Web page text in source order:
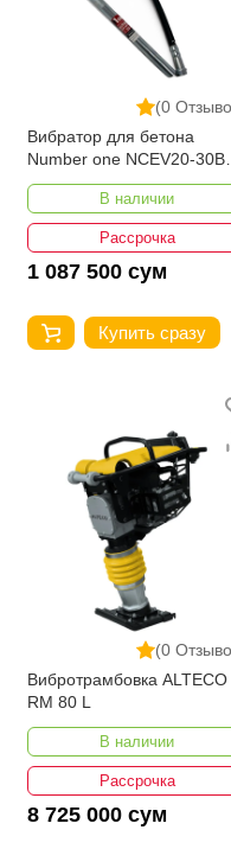
диапазон цен.
оптимальная цена
Вибротехника.
(0
Вибратор для бетона
Number one NCEV20-
1
В наличии
Рассрочка
1 087 500 сум
Купить сразу
(0
Вибротрамбовка ALTECO
RM 80 L
В наличии
Рассрочка
8 725 000 сум